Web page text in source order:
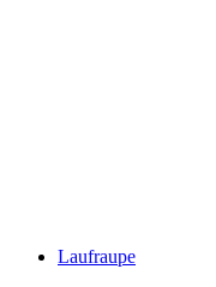
Laufraupe